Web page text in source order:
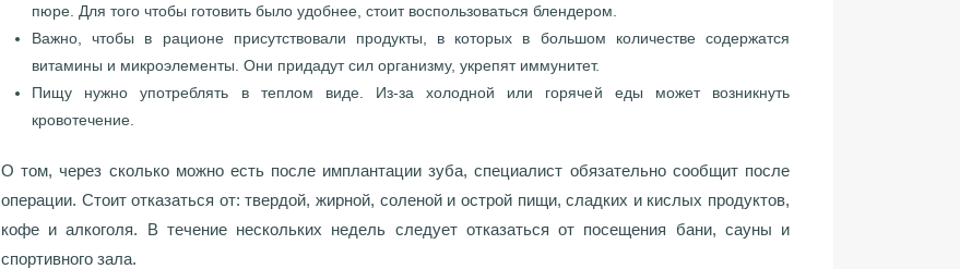
пюре. Для того чтобы готовить было удобнее, стоит воспользоваться блендером.
Важно, чтобы в рационе присутствовали продукты, в которых в большом количестве содержатся
витамины и микроэлементы. Они придадут сил организму, укрепят иммунитет.
Пищу нужно употреблять в теплом виде. Из-за холодной или горячей еды может возникнуть
кровотечение.
О том, через сколько можно есть после имплантации зуба, специалист обязательно сообщит после
операции. Стоит отказаться от: твердой, жирной, соленой и острой пищи, сладких и кислых продуктов,
кофе и алкоголя. В течение нескольких недель следует отказаться от посещения бани, сауны и
спортивного зала.